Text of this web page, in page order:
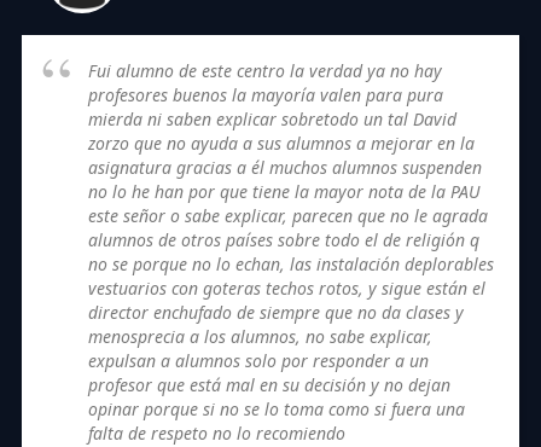
Fui alumno de este centro la verdad ya no hay
profesores buenos la mayoría valen para pura
mierda ni saben explicar sobretodo un tal David
zorzo que no ayuda a sus alumnos a mejorar en la
asignatura gracias a él muchos alumnos suspenden
no lo he han por que tiene la mayor nota de la PAU
este señor o sabe explicar, parecen que no le agrada
alumnos de otros países sobre todo el de religión q
no se porque no lo echan, las instalación deplorables
vestuarios con goteras techos rotos, y sigue están el
director enchufado de siempre que no da clases y
menosprecia a los alumnos, no sabe explicar,
expulsan a alumnos solo por responder a un
profesor que está mal en su decisión y no dejan
opinar porque si no se lo toma como si fuera una
falta de respeto no lo recomiendo